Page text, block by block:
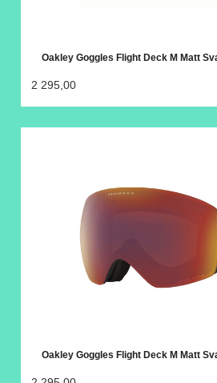
Oakley Goggles Flight Deck M Matt
2 295,00
Oakley Goggles Flight Deck M Matt